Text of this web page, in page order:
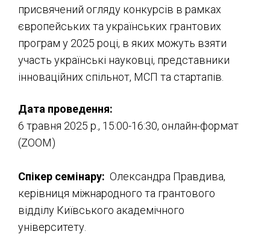
присвячений огляду конкурсів в рамках
європейських та українських грантових
програм у 2025 році, в яких можуть взяти
участь українські науковці, представники
інноваційних спільнот, МСП та стартапів.
Дата проведення:
6 травня 2025 р., 15:00-16:30, онлайн-формат
(ZOOM)
Спікер семінару: Олександра Правдива,
керівниця міжнародного та грантового
відділу Київського академічного
університету.